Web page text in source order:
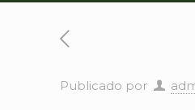
Publicado por